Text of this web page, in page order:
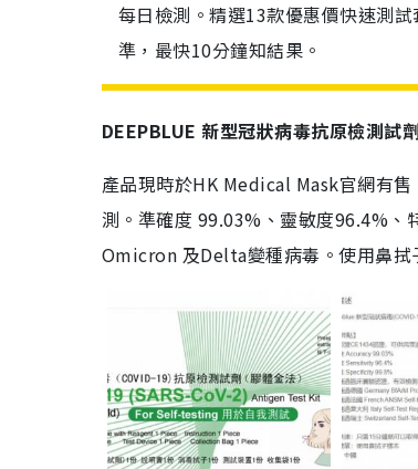
每日檢測。精選13款優惠價快速測
準，最快10分鐘知結果。
DEEPBLUE 新型冠狀病毒抗原檢測試劑
產品現時於HK Medical Mask官網有
測。準確度 99.03%、靈敏度96.4%、
Omicron 及Delta變種病毒。使用鼻拭